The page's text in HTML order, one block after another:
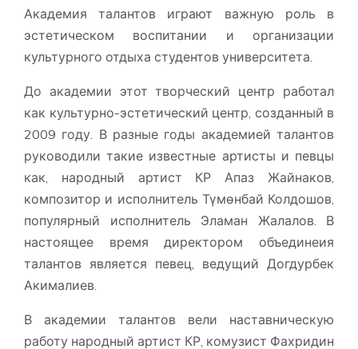
Академия талантов играют важную роль в
эстетическом воспитании и организации
культурного отдыха студентов университета.
До академии этот творческий центр работал
как культурно-эстетический центр, созданный в
2009 году. В разные годы академией талантов
руководили такие известные артисты и певцы
как, народный артист КР Апаз Жайнаков,
композитор и исполнитель Түмөнбай Колдошов,
популярный исполнитель Эламан Жалалов. В
настоящее время директором объединеия
талантов является певец, ведущий Догдурбек
Акималиев.
В академии талантов вели наставническую
работу народный артист КР, комузист Фахридин